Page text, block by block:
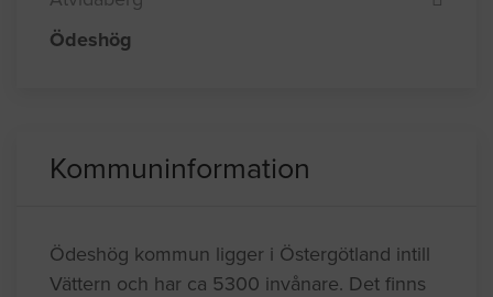
Ödeshög
Kommuninformation
Ödeshög kommun ligger i Östergötland intill
Vättern och har ca 5300 invånare. Det finns